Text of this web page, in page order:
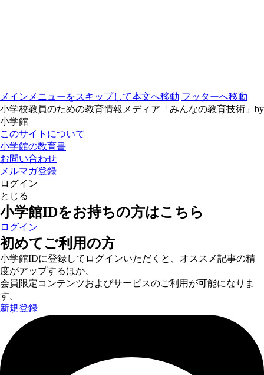
メインメニューをスキップして本文へ移動 フッターへ移動
小学校教員のための教育情報メディア「みんなの教育技術」by
小学館
このサイトについて
小学館の教育書
お問い合わせ
メルマガ登録
ログイン
とじる
小学館IDをお持ちの方はこちら
ログイン
初めてご利用の方
小学館IDに登録してログインいただくと、オススメ記事の精
度がアップするほか、
会員限定コンテンツおよびサービスのご利用が可能になりま
す。
新規登録